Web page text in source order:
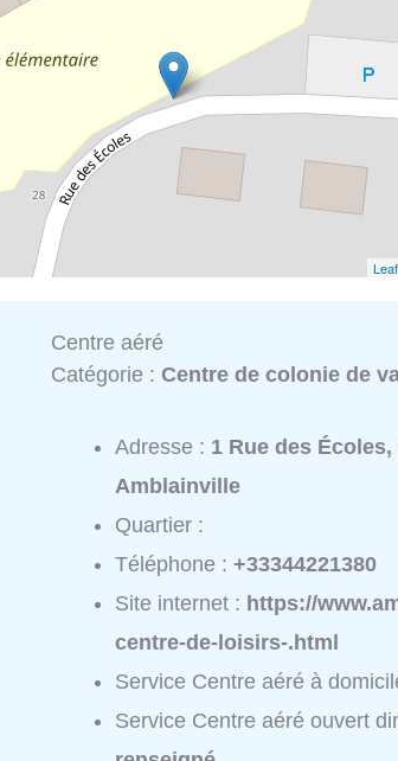
Centre aéré
Catégorie :Centre de colonie de
Adresse : 1 Rue des Écoles,
Amblainville
Quartier :
Téléphone :+33344221380
Site internet : https://
centre-de-loisirs-.html
Service Centre aéré à
Service Centre aéré ouvert